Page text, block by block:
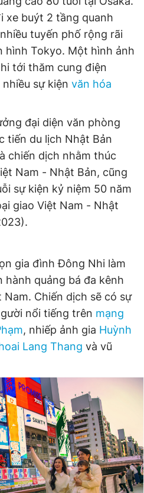
- BTTTT cấp ngày 24.3.2020
về Báo Thanh Niên. Cấm sao
có sự chấp thuận bằng văn
JSC.
xe buýt 2 tầng quanh
tuyến phố rộng rãi
hình Tokyo. Một hình ảnh
tới thăm cung điện
sự kiện văn hóa
đại diện văn phòng
tiến du lịch Nhật Bản
chiến dịch nhằm thúc
Nam - Nhật Bản, cũng
sự kiện kỷ niệm 50 năm
giao Việt Nam - Nhật
gia đình Đông Nhi làm
hành quảng bá đa kênh
Chiến dịch sẽ có sự
nổi tiếng trên mạng
, nhiếp ảnh gia Huỳnh
Lang Thang và vũ